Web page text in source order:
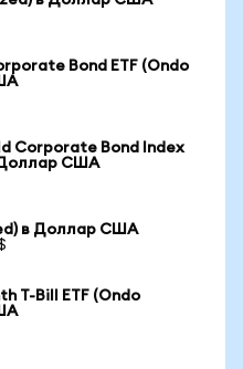
Bond ETF (Ondo
Corporate Bond Index
Доллар США
в Доллар США
T-Bill ETF (Ondo